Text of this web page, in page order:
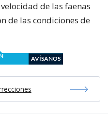
de las faenas
de las condiciones de
AVÍSANOS